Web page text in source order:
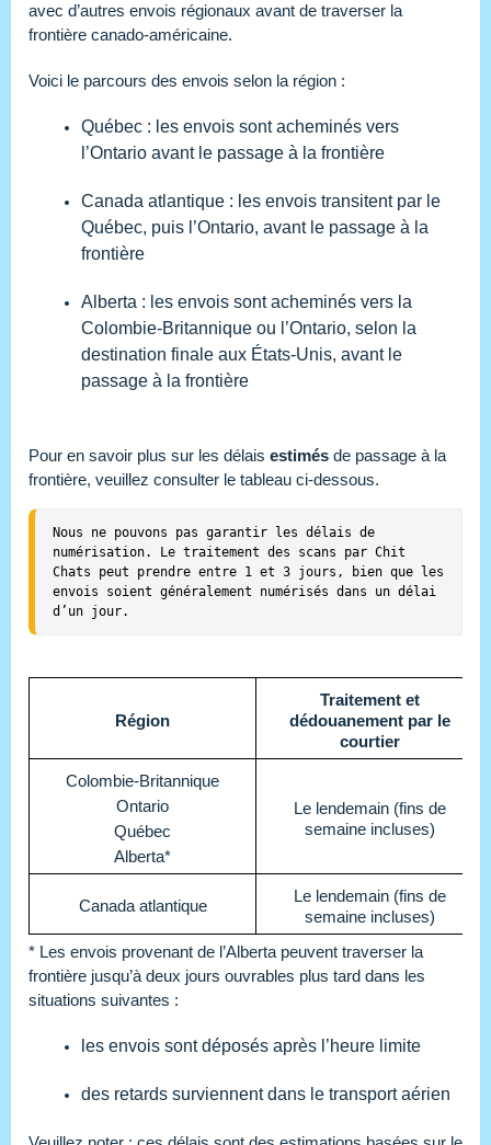
avec d’autres envois régionaux avant de traverser la
frontière canado-américaine.
Voici le parcours des envois selon la région :
Québec : les envois sont acheminés vers
l’Ontario avant le passage à la frontière
Canada atlantique : les envois transitent par le
Québec, puis l’Ontario, avant le passage à la
frontière
Alberta : les envois sont acheminés vers la
Colombie-Britannique ou l’Ontario, selon la
destination finale aux États-Unis, avant le
passage à la frontière
Pour en savoir plus sur les délais estimés de passage à la
frontière, veuillez consulter le tableau ci-dessous.
Nous ne pouvons pas garantir les délais de
numérisation. Le traitement des scans par Chit
Chats peut prendre entre 1 et 3 jours, bien que les
envois soient généralement numérisés dans un délai
d’un jour.
Région
Traitement et
dédouanement par le
courtier
Colombie-Britannique
Ontario
Québec
Alberta*
Le lendemain (fins de
semaine incluses)
Canada atlantique
Le lendemain (fins de
semaine incluses)
* Les envois provenant de l’Alberta peuvent traverser la
frontière jusqu’à deux jours ouvrables plus tard dans les
situations suivantes :
les envois sont déposés après l’heure limite
des retards surviennent dans le transport aérien